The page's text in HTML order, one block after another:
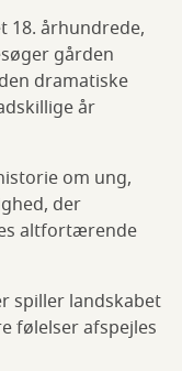
18. århundrede,
gården
dramatiske
år
om ung,
der
altfortærende
spiller landskabet
følelser afspejles